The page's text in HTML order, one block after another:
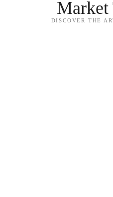
Market
DISCOVER THE